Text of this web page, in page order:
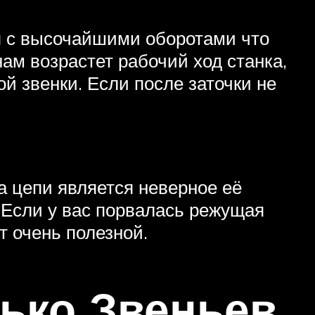
с высочайшими оборотами что
возрастет рабочий ход станка,
звенки. Если после заточки не
цепи является неверное её
у вас порвалась режущая
очень полезной.